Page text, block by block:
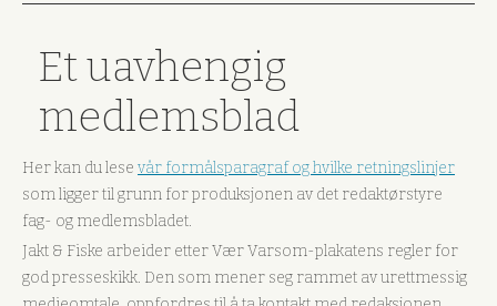
Et uavhengig
medlemsblad
Her kan du lese vår formålsparagraf og hvilke retningslinjer
som ligger til grunn for produksjonen av det redaktørstyre
fag- og medlemsbladet.
Jakt & Fiske arbeider etter Vær Varsom-plakatens regler for
god presseskikk. Den som mener seg rammet av urettmessig